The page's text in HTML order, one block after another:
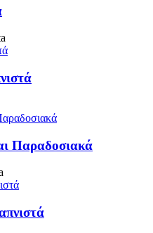
Παραδοσιακά